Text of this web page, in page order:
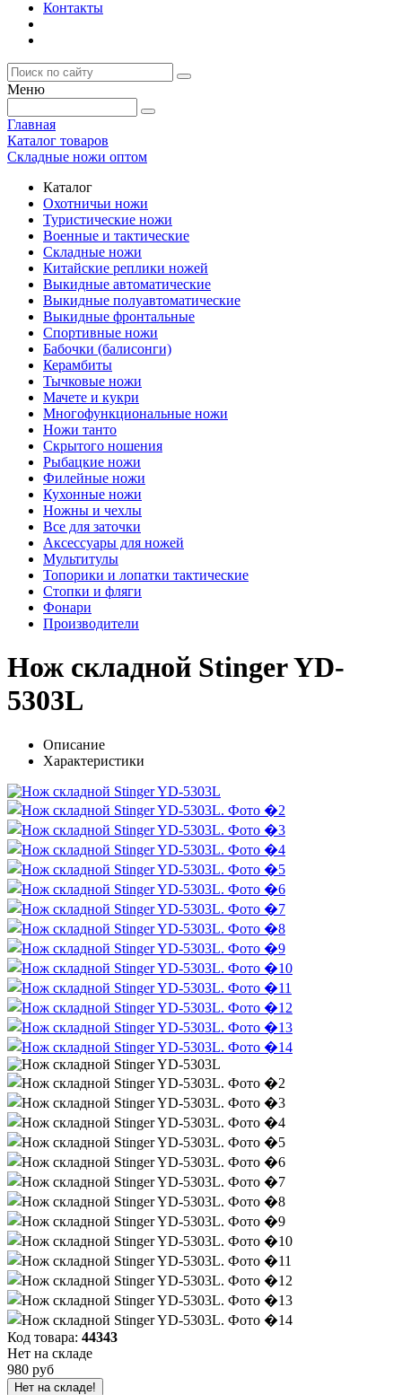
Контакты
Меню
Главная
Каталог товаров
Складные ножи оптом
Каталог
Охотничьи ножи
Туристические ножи
Военные и тактические
Складные ножи
Китайские реплики ножей
Выкидные автоматические
Выкидные полуавтоматические
Выкидные фронтальные
Спортивные ножи
Бабочки (балисонги)
Керамбиты
Тычковые ножи
Мачете и кукри
Многофункциональные ножи
Ножи танто
Скрытого ношения
Рыбацкие ножи
Филейные ножи
Кухонные ножи
Ножны и чехлы
Все для заточки
Аксессуары для ножей
Мультитулы
Топорики и лопатки тактические
Стопки и фляги
Фонари
Производители
Нож складной Stinger YD-
5303L
Описание
Характеристики
Код товара: 44343
Нет на складе
980 руб
Нет на складе!